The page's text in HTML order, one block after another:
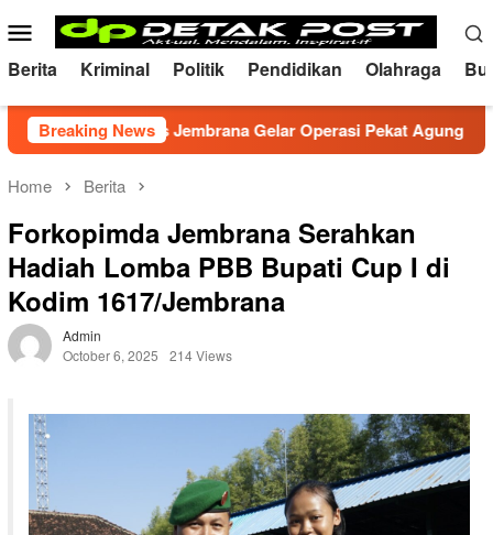
to
content
Mobile
Menu
Berita Kriminal Politik Pendidikan Olahraga
Breaking News
Polres Jembrana Gelar Operasi Pekat Agung 2026
Home Berita
Forkopimda Jembrana Serahkan
Hadiah Lomba PBB Bupati Cup I di
Kodim 1617/Jembrana
Admin
October 6, 2025
214 Views